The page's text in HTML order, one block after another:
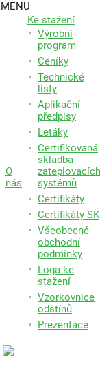
MENU
O
nás
Ke stažení
Výrobní
program
Ceníky
Technické
listy
Aplikační
předpisy
Letáky
Certifikovaná
skladba
zateplovacích
systémů
Certifikáty
Certifikáty SK
Všeobecné
obchodní
podmínky
Loga ke
stažení
Vzorkovnice
odstínů
Prezentace